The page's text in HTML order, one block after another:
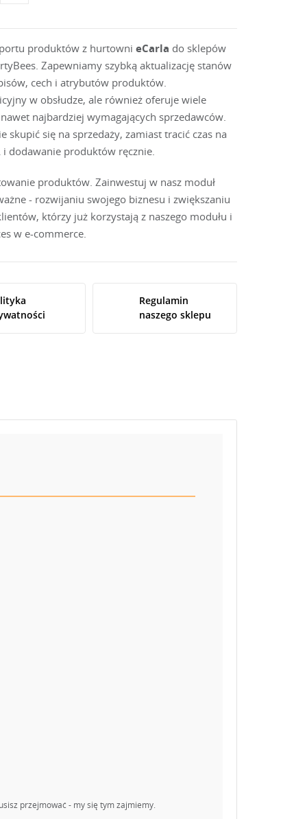
produktów z hurtownieCarla do sklepów
Zapewniamy szybką aktualizację stanów
cech i atrybutów produktów.
w obsłudze, ale również oferuje wiele
najbardziej wymagających sprzedawców.
skupić się na sprzedaży, zamiast tracić czas na
dodawanie produktów ręcznie.
produktów. Zainwestuj w nasz moduł
- rozwijaniu swojego biznesu i zwiększaniu
którzy już korzystają z naszego modułu i
w e-commerce.
Regulamin
naszego sklepu
przejmować - my się tym zajmiemy.